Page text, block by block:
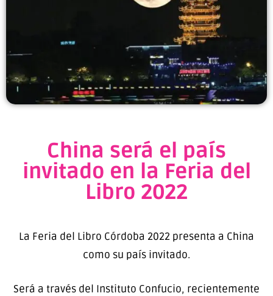
China será el país
invitado en la Feria del
Libro 2022
La Feria del Libro Córdoba 2022 presenta a China
como su país invitado.
Será a través del Instituto Confucio, recientemente